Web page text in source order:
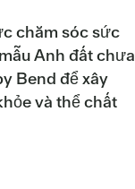
chăm sóc sức
Anh đất chưa
Bend để xây
và thể chất